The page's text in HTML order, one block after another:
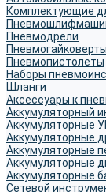
Комплектующие
Пневмодрели
Пневмогайковерты
Пневмопистолеты
Наборы
Шланги
Аксессуары к
Аккумуляторный
Аккумуляторные
Аккумуляторные
Аккумуляторные
Аккумуляторные
Аккумуляторные
Сетевой